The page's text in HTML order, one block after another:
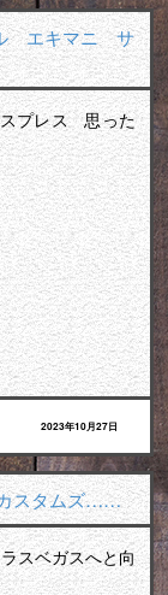
エキマニ サ
プレス 思った
2023年10月27日
スタムズ……
スベガスへと向